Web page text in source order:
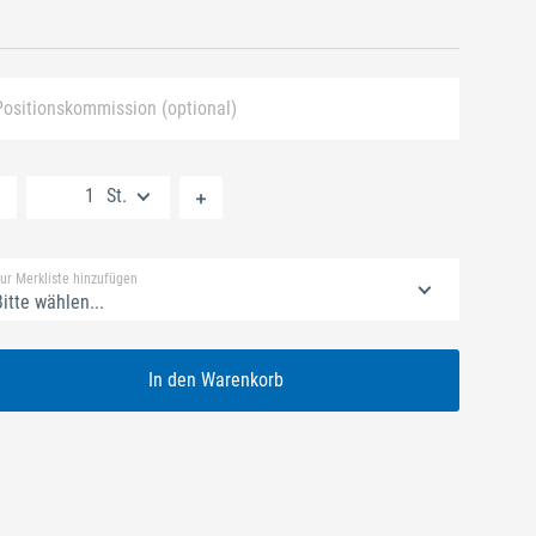
(optional)
St.
Merkliste hinzufügen
wählen...
In den Warenkorb